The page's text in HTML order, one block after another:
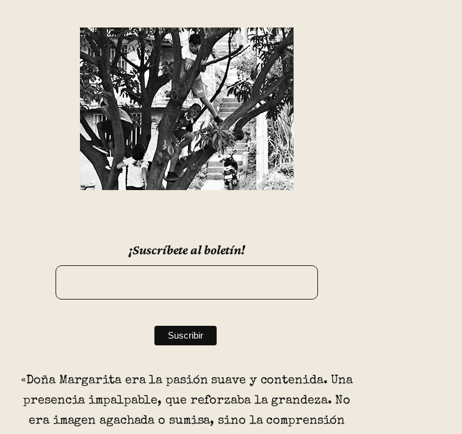
¡Suscríbete al boletín!
«Doña Margarita era la pasión suave y contenida. Una
presencia impalpable, que reforzaba la grandeza. No
era imagen agachada o sumisa, sino la comprensión